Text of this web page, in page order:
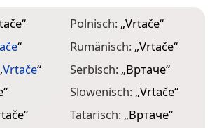
“
“
Vrtače“
“
“
Polnisch: „Vrtače“
Rumänisch: „Vrtače“
Serbisch: „Вртаче“
Slowenisch: „Vrtače“
Tatarisch: „Вртаче“